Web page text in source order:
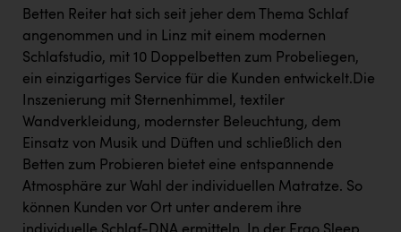
Betten Reiter hat sich seit jeher dem Thema Schlaf
angenommen und in Linz mit einem modernen
Schlafstudio, mit 10 Doppelbetten zum Probeliegen,
ein einzigartiges Service für die Kunden entwickelt.Die
Inszenierung mit Sternenhimmel, textiler
Wandverkleidung, modernster Beleuchtung, dem
Einsatz von Musik und Düften und schließlich den
Betten zum Probieren bietet eine entspannende
Atmosphäre zur Wahl der individuellen Matratze. So
können Kunden vor Ort unter anderem ihre